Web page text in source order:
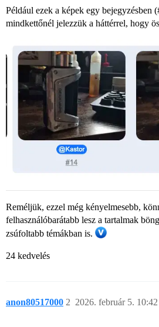
Például ezek a képek egy bejegyzésben (
mindkettőnél jelezzük a háttérrel, hogy
Reméljük, ezzel még kényelmesebb,
felhasználóbarátabb lesz a tartalmak
zsúfoltabb témákban is.
24 kedvelés
anon80517000 2026. február 5. 10:42
2